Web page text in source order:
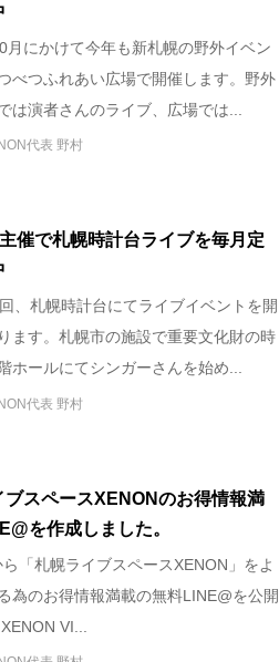
月にかけて今年も新札幌の野外イベン
べつふれあい広場で開催します。野外
は演者さんのライブ、広場では...
代表 野村
催で札幌時計台ライブを毎月定
、札幌時計台にてライブイベントを開
ます。札幌市の施設で重要文化財の時
ホールにてシンガーさんを始め...
代表 野村
ブスペースXENONのお得情報満
を作成しました。
「札幌ライブスペースXENON」をよ
為のお得情報満載の無料LINE@を公開
VI...